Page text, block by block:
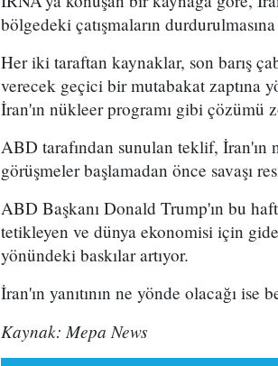
bölgedeki çatışmaların
Her iki taraftan kaynaklar, son barış
verecek geçici bir mutabakat zaptına
İran'ın nükleer programı gibi çözümü
ABD tarafından sunulan teklif, İran'ın
görüşmeler başlamadan önce savaşı
ABD Başkanı Donald Trump'ın bu
tetikleyen ve dünya ekonomisi için
yönündeki baskılar artıyor.
İran'ın yanıtının ne yönde olacağı
Kaynak: Mepa News